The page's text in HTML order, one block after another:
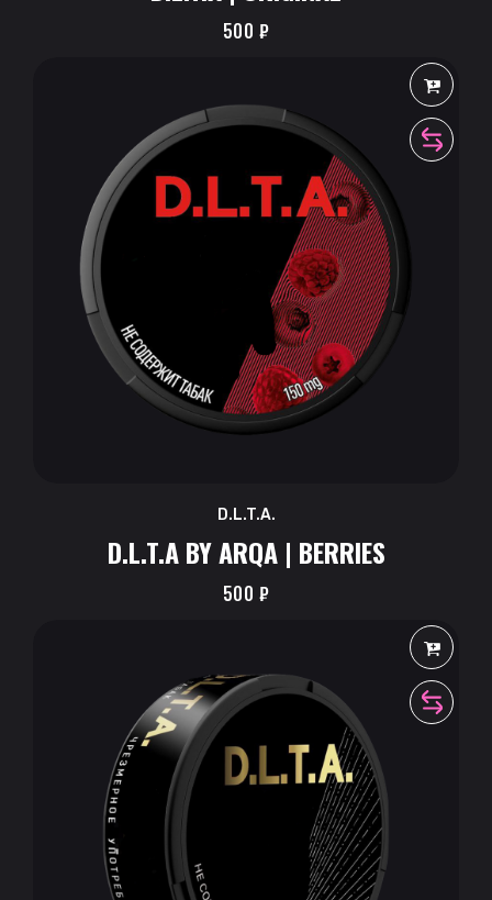
500 ₽
D.L.T.A.
D.L.T.A BY ARQA | BERRIES
500 ₽